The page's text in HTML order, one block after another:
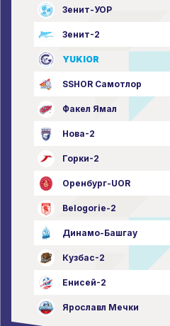
Зенит-УОР
Зенит-2
YUKIOR
SSHOR Самотлор
Факел Ямал
Нова-2
Горки-2
Оренбург-UOR
Belogorie-2
Динамо-Башгау
Кузбас-2
Енисей-2
Ярославл Мечки